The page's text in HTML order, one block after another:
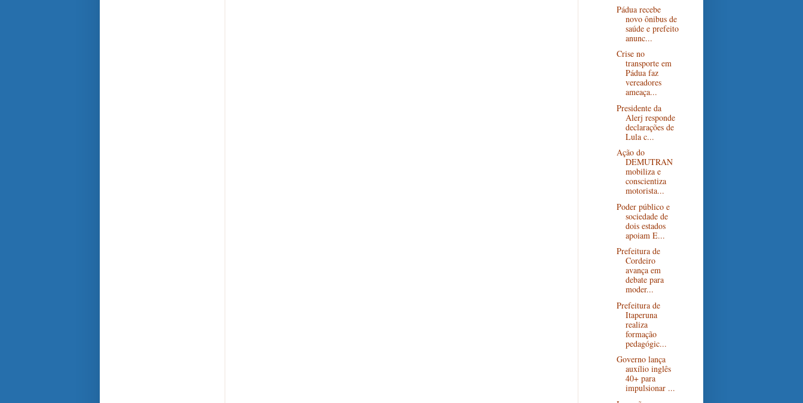
Pádua recebe
novo ônibus de
saúde e prefeito
anunc...
Crise no
transporte em
Pádua faz
vereadores
ameaça...
Presidente da
Alerj responde
declarações de
Lula c...
Ação do
DEMUTRAN
mobiliza e
conscientiza
motorista...
Poder público e
sociedade de
dois estados
apoiam E...
Prefeitura de
Cordeiro
avança em
debate para
moder...
Prefeitura de
Itaperuna
realiza
formação
pedagógic...
Governo lança
auxílio inglês
40+ para
impulsionar ...